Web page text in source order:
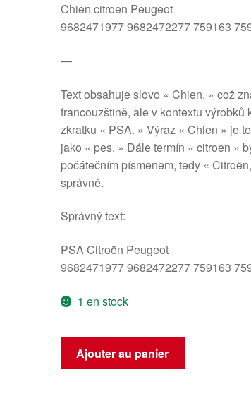
Chien citroen Peugeot
9682471977 9682472277 759163
—
Text obsahuje slovo « Chien, » což
francouzštině, ale v kontextu výrobků
zkratku « PSA. » Výraz « Chien » je
jako « pes. » Dále termín « citroen »
počátečním písmenem, tedy «
správně.
Správný text:
PSA Citroën Peugeot
9682471977 9682472277 759163
1 en stock
quantité
Ajouter au panier